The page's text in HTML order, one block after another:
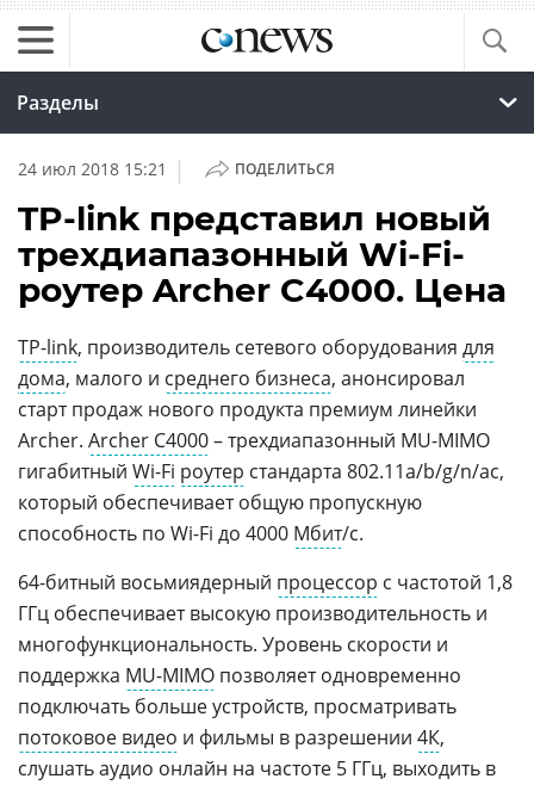
Разделы
24 июл 2018 15:21 | ПОДЕЛИТЬСЯ
TP-link представил новый
трехдиапазонный Wi-Fi-
роутер Archer C4000. Цена
TP-link, производитель сетевого оборудования для
дома, малого и среднего бизнеса, анонсировал
старт продаж нового продукта премиум линейки
Archer. Archer C4000– трехдиапазонный MU-MIMO
гигабитный Wi-Fi роутер стандарта 802.11a/b/g/n/ac,
который обеспечивает общую пропускную
способность по Wi-Fi до 4000 Мбит/с.
64-битный восьмиядерный процессор с частотой 1,8
ГГц обеспечивает высокую производительность и
многофункциональность. Уровень скорости и
поддержка MU-MIMO позволяет одновременно
подключать больше устройств, просматривать
потоковое видео и фильмы в разрешении 4К,
слушать аудио онлайн на частоте 5 ГГц, выходить в